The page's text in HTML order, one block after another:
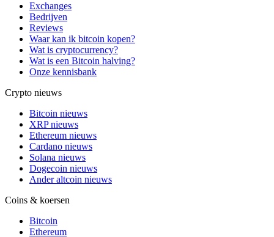
Exchanges
Bedrijven
Reviews
Waar kan ik bitcoin kopen?
Wat is cryptocurrency?
Wat is een Bitcoin halving?
Onze kennisbank
Crypto nieuws
Bitcoin nieuws
XRP nieuws
Ethereum nieuws
Cardano nieuws
Solana nieuws
Dogecoin nieuws
Ander altcoin nieuws
Coins & koersen
Bitcoin
Ethereum